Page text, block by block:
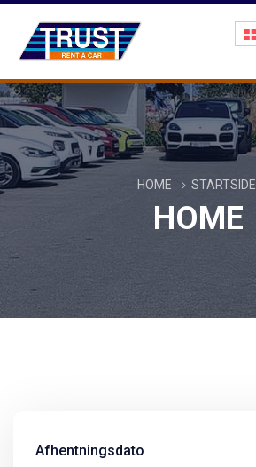
HOME STARTSIDE
HOME
Afhentningsdato